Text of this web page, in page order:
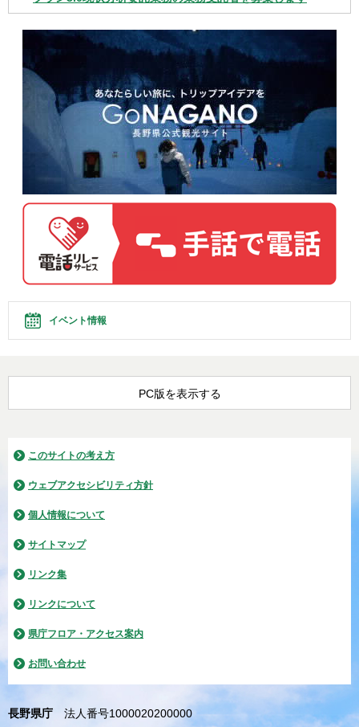
イベント情報
PC版を表示する
このサイトの考え方
ウェブアクセシビリティ方針
個人情報について
サイトマップ
リンク集
リンクについて
県庁フロア・アクセス案内
お問い合わせ
長野県庁 法人番号1000020200000